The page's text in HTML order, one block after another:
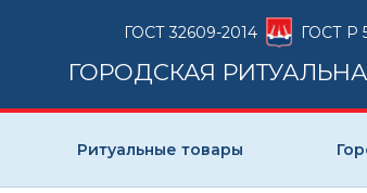
ГОСТ 32609-2014 ГОСТ Р
ГОРОДСКАЯ
Ритуальные товары